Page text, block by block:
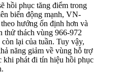
hồi phục tăng điểm trong
biến động mạnh, VN-
hướng ổn định hơn và
thử thách vùng 966-972
lại của tuần. Tuy vậy,
năng giảm về vùng hỗ trợ
khi phát đi tín hiệu hồi phục